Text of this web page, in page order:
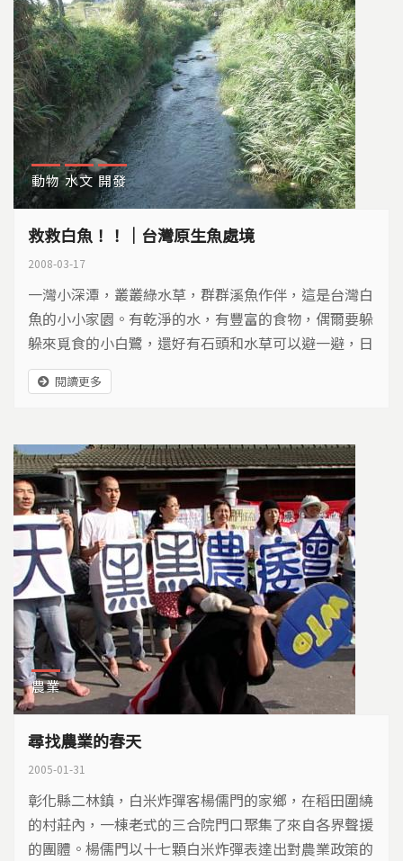
動物 水文 開發
救救白魚！！｜台灣原生魚處境
2008-03-17
一灣小深潭，叢叢綠水草，群群溪魚作伴，這是台灣白
魚的小小家園。有乾淨的水，有豐富的食物，偶爾要躲
躲來覓食的小白鷺，還好有石頭和水草可以避一避，日
子過的悠遊自在，可是這份小小幸福卻隨時可能崩解…
閱讀更多
農業
尋找農業的春天
2005-01-31
彰化縣二林鎮，白米炸彈客楊儒門的家鄉，在稻田圍繞
的村莊內，一棟老式的三合院門口聚集了來自各界聲援
的團體。楊儒門以十七顆白米炸彈表達出對農業政策的